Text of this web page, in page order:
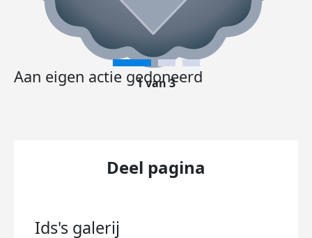
Aan eigen actie gedoneerd
1 van 3
Deel pagina
Ids's galerij